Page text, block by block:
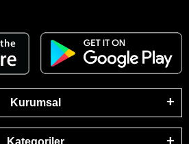
Kurumsal
Kategoriler